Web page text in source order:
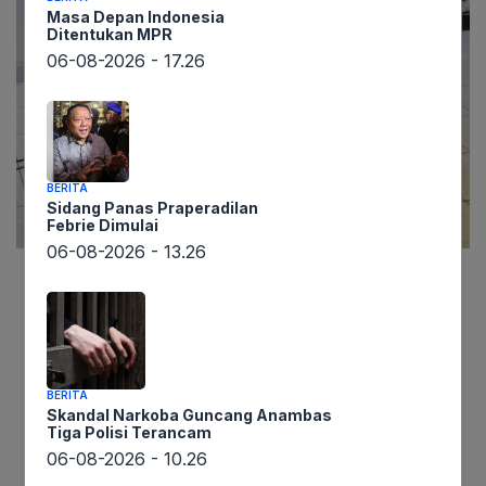
Lintaswarta.co.id – Sebuah penemuan arkeologi
yang menggemparkan baru-baru ini terjadi di
kawasan Situs Bumiayu, Jawa Tengah, membuka
lembaran baru dalam pemahaman kita tentang
sejarah kehidupan purba di Indonesia. Fosil gajah
purba yang berhasil diidentifikasi di lokasi
tersebut diperkirakan berusia sekitar 1,8 juta
Masa Depan Indonesia
Ditentukan MPR
06-08-2026 - 17.26
BERITA
Sidang Panas Praperadilan
Febrie Dimulai
06-08-2026 - 13.26
BERITA
Skandal Narkoba Guncang Anambas
Tiga Polisi Terancam
06-08-2026 - 10.26